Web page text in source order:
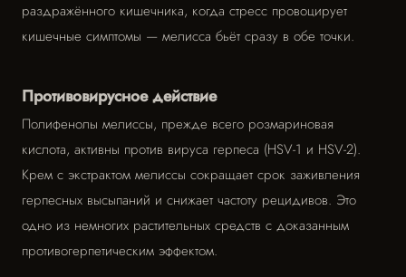
раздражённого кишечника, когда стресс провоцирует
кишечные симптомы — мелисса бьёт сразу в обе точки.
Противовирусное действие
Полифенолы мелиссы, прежде всего розмариновая
кислота, активны против вируса герпеса (HSV-1 и HSV-2).
Крем с экстрактом мелиссы сокращает срок заживления
герпесных высыпаний и снижает частоту рецидивов. Это
одно из немногих растительных средств с доказанным
противогерпетическим эффектом.